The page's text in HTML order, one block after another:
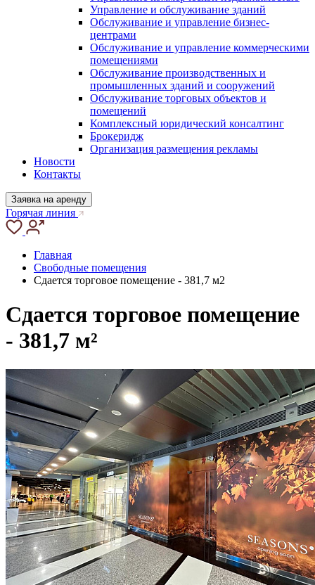
Управление и обслуживание зданий
Обслуживание и управление бизнес-
центрами
Обслуживание и управление коммерческими
помещениями
Обслуживание производственных и
промышленных зданий и сооружений
Обслуживание торговых объектов и
помещений
Комплексный юридический консалтинг
Брокеридж
Организация размещения рекламы
Новости
Контакты
Заявка на аренду
Горячая линия
Главная
Свободные помещения
Сдается торговое помещение - 381,7 м2
Сдается торговое помещение
- 381,7 м²